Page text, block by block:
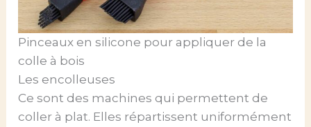
Pinceaux en silicone pour appliquer de la
colle à bois
Les encolleuses
Ce sont des machines qui permettent de
coller à plat. Elles répartissent uniformément